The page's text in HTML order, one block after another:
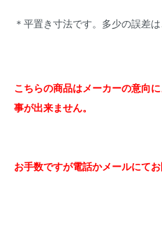
＊平置き寸法です。多少の誤差
こちらの商品はメーカーの意向
事が出来ません。
お手数ですが電話かメールにて